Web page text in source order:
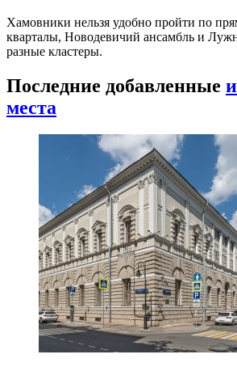
Хамовники нельзя удобно пройти по
кварталы, Новодевичий ансамбль и
разные кластеры.
Последние добавленные
места